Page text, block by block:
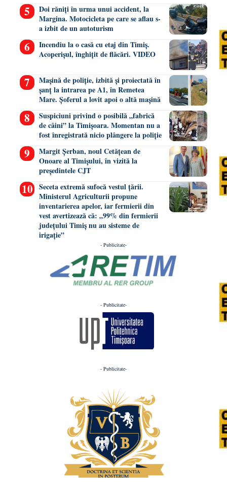
Doi răniți în urma unui accident, la
Margina. Motocicleta pe care se aflau s-
a izbit de un autoturism
Incendiu la o casă cu etaj din Timiș.
Acoperișul, înghițit de flăcări. VIDEO
Mașină de poliție, izbită și proiectată în
șanț la intrarea pe A1, în Remetea
Mare. Șoferul a lovit apoi o altă mașină
Suspiciuni privind o posibilă „fabrică
de câini” la Timișoara. Momentan nu a
fost înregistrată nicio plângere la poliție
Margit Șerban, noul Cetățean de
Onoare al Timișului, în vizită la
președintele CJT
Seceta extremă sufocă vestul țării.
Ministerul Agriculturii propune
inventarierea apelor, iar fermierii din
vest avertizează că: „99% din fermierii
județului Timiș nu au sisteme de
irigație”
- Publicitate-
- Publicitate-
- Publicitate-